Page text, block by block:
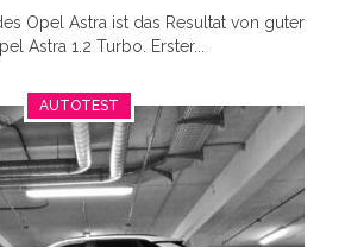
Opel Astra ist das Resultat von guter
Astra 1.2 Turbo. Erster...
AUTOTEST